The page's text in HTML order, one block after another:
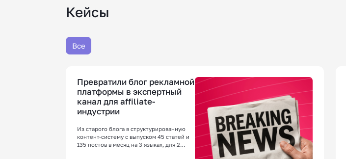
Кейсы
Все
Превратили блог рекламной
платформы в экспертный
канал для affiliate-
индустрии
Из старого блога в структурированную
контент-систему с выпуском 45 статей и
135 постов в месяц на 3 языках, для 2